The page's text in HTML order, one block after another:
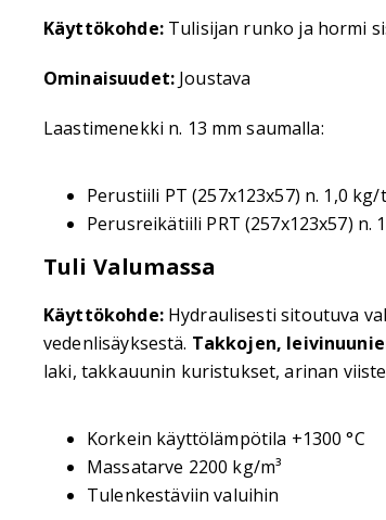
Käyttökohde:Tulisijan runko ja hormi
Ominaisuudet:Joustava
Laastimenekki n. 13 mm saumalla:
Perustiili PT (257x123x57) n. 1,0
Perusreikätiili PRT (257x123x57) n.
Tuli Valumassa
Käyttökohde:Hydraulisesti sitoutuva
vedenlisäyksestä. Takkojen,
laki, takkauunin kuristukset, arinan
Korkein käyttölämpötila +1300 °C
Massatarve 2200 kg/m³
Tulenkestäviin valuihin